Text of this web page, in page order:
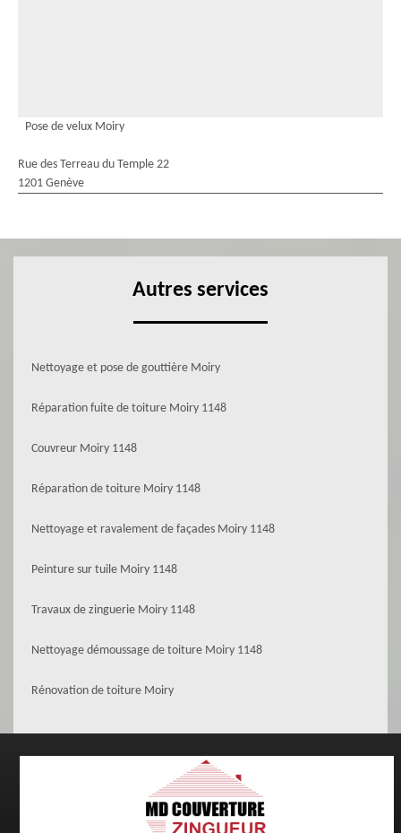
Pose de velux Moiry
Rue des Terreau du Temple 22
1201 Genève
Autres services
Nettoyage et pose de gouttière Moiry
Réparation fuite de toiture Moiry 1148
Couvreur Moiry 1148
Réparation de toiture Moiry 1148
Nettoyage et ravalement de façades Moiry 1148
Peinture sur tuile Moiry 1148
Travaux de zinguerie Moiry 1148
Nettoyage démoussage de toiture Moiry 1148
Rénovation de toiture Moiry